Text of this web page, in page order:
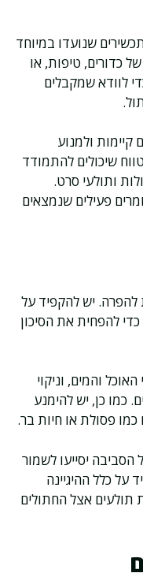
שנועדו במיוחד
כדורים, טיפות, או
לוודא שמקבלים
קיימות ולמנוע
שיכולים להתמודד
ותולעי סרט.
פעילים שנמצאים
להפרה. יש להקפיד על
להפחית את הסיכון
והמים, וניקוי
כמו כן, יש להימנע
פסולת או חיות בר.
הסביבה יסייעו לשמור
על כלל ההיגיינה
תולעים אצל החתולים